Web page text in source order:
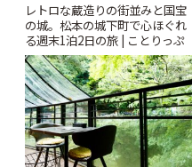
レトロな蔵造りの街並みと国宝
の城。松本の城下町で心ほぐれ
る週末1泊2日の旅 | ことりっぷ